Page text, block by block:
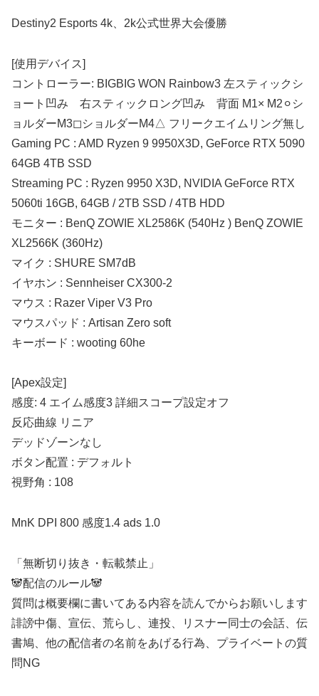
Destiny2 Esports 4k、2k公式世界大会優勝
[使用デバイス]
コントローラー: BIGBIG WON Rainbow3 左スティックシ
ョート凹み 右スティックロング凹み 背面 M1× M2⚪︎シ
ョルダーM3◻︎ショルダーM4△ フリークエイムリング無し
Gaming PC : AMD Ryzen 9 9950X3D, GeForce RTX 5090
64GB 4TB SSD
Streaming PC : Ryzen 9950 X3D, NVIDIA GeForce RTX
5060ti 16GB, 64GB / 2TB SSD / 4TB HDD
モニター : BenQ ZOWIE XL2586K (540Hz ) BenQ ZOWIE
XL2566K (360Hz)
マイク : SHURE SM7dB
イヤホン : Sennheiser CX300-2
マウス : Razer Viper V3 Pro
マウスパッド : Artisan Zero soft
キーボード : wooting 60he
[Apex設定]
感度: 4 エイム感度3 詳細スコープ設定オフ
反応曲線 リニア
デッドゾーンなし
ボタン配置 : デフォルト
視野角 : 108
MnK DPI 800 感度1.4 ads 1.0
「無断切り抜き・転載禁止」
🐼配信のルール🐼
質問は概要欄に書いてある内容を読んでからお願いします
誹謗中傷、宣伝、荒らし、連投、リスナー同士の会話、伝
書鳩、他の配信者の名前をあげる行為、プライベートの質
問NG